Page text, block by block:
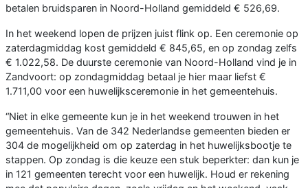
betalen bruidsparen in Noord-Holland gemiddeld € 526,69.
In het weekend lopen de prijzen juist flink op. Een ceremonie op
zaterdagmiddag kost gemiddeld € 845,65, en op zondag zelfs
€ 1.022,58. De duurste ceremonie van Noord-Holland vind je in
Zandvoort: op zondagmiddag betaal je hier maar liefst €
1.711,00 voor een huwelijksceremonie in het gemeentehuis.
“Niet in elke gemeente kun je in het weekend trouwen in het
gemeentehuis. Van de 342 Nederlandse gemeenten bieden er
304 de mogelijkheid om op zaterdag in het huwelijksbootje te
stappen. Op zondag is die keuze een stuk beperkter: dan kun je
in 121 gemeenten terecht voor een huwelijk. Houd er rekening